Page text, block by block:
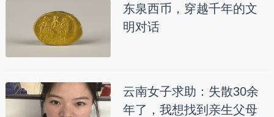
东泉西币，穿越千年的文
明对话
云南女子求助：失散30余
年了，我想找到亲生父母